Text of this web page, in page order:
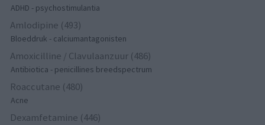
ADHD - psychostimulantia
Amlodipine (493)
Bloeddruk - calciumantagonisten
Amoxicilline / Clavulaanzuur (486)
Antibiotica - penicillines breedspectrum
Roaccutane (480)
Acne
Dexamfetamine (446)